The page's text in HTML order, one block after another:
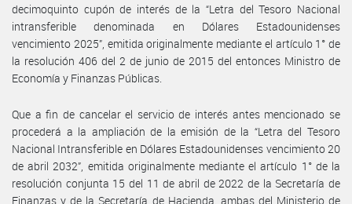
decimoquinto cupón de interés de la “Letra del Tesoro Nacional
intransferible denominada en Dólares Estadounidenses
vencimiento 2025”, emitida originalmente mediante el artículo 1° de
la resolución 406 del 2 de junio de 2015 del entonces Ministro de
Economía y Finanzas Públicas.
Que a fin de cancelar el servicio de interés antes mencionado se
procederá a la ampliación de la emisión de la “Letra del Tesoro
Nacional Intransferible en Dólares Estadounidenses vencimiento 20
de abril 2032”, emitida originalmente mediante el artículo 1° de la
resolución conjunta 15 del 11 de abril de 2022 de la Secretaría de
Finanzas y de la Secretaría de Hacienda, ambas del Ministerio de